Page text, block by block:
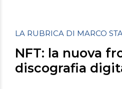
LA RUBRICA DI MARCO
NFT: la nuova
discografia